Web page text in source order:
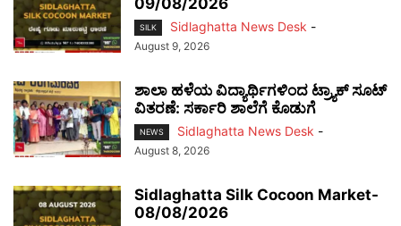
SILK Sidlaghatta News Desk -
August 9, 2026
ಶಾಲಾ ಹಳೆಯ ವಿದ್ಯಾರ್ಥಿಗಳಿಂದ ಟ್ರ್ಯಾಕ್‌ ಸೂಟ್
ವಿತರಣೆ: ಸರ್ಕಾರಿ ಶಾಲೆಗೆ ಕೊಡುಗೆ
NEWS Sidlaghatta News Desk -
August 8, 2026
Sidlaghatta Silk Cocoon Market-
08/08/2026